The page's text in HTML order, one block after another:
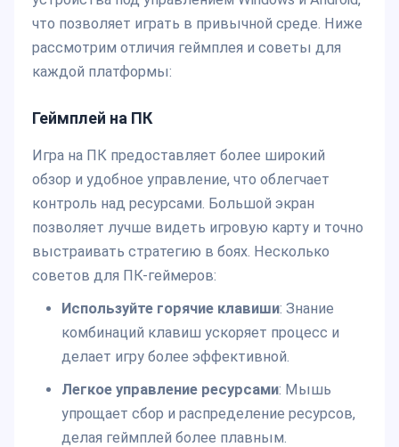
что позволяет играть в привычной среде. Ниже
рассмотрим отличия геймплея и советы для
каждой платформы:
Геймплей на ПК
Игра на ПК предоставляет более широкий
обзор и удобное управление, что облегчает
контроль над ресурсами. Большой экран
позволяет лучше видеть игровую карту и точно
выстраивать стратегию в боях. Несколько
советов для ПК-геймеров:
Используйте горячие клавиши: Знание
комбинаций клавиш ускоряет процесс и
делает игру более эффективной.
Легкое управление ресурсами: Мышь
упрощает сбор и распределение ресурсов,
делая геймплей более плавным.